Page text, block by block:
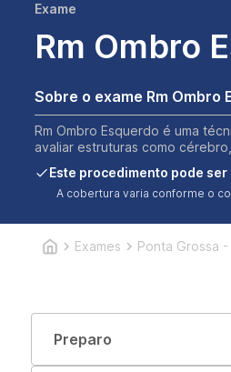
Exame
Rm Ombro
Sobre o exame Rm Ombro
Rm Ombro Esquerdo é uma
avaliar estruturas como
Este procedimento pode
A cobertura varia conforme o
Exames Ponta Grossa -
Preparo